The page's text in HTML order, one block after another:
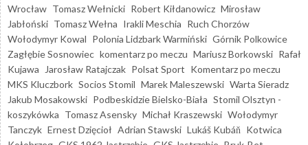
Wrocław Tomasz Wełnicki Robert Kiłdanowicz Mirosław
Jabłoński Tomasz Wełna Irakli Meschia Ruch Chorzów
Wołodymyr Kowal Polonia Lidzbark Warmiński Górnik Polkowice
Zagłębie Sosnowiec komentarz po meczu Mariusz Borkowski Rafał
Kujawa
Jarosław Ratajczak Polsat Sport Komentarz po meczu
MKS Kluczbork Socios Stomil Marek Maleszewski Warta Sieradz
Jakub Mosakowski Podbeskidzie Bielsko-Biała Stomil Olsztyn -
koszykówka Tomasz Asensky Michał Kraszewski Wołodymyr
Tanczyk Ernest Dzięcioł Adrian Stawski Lukáš Kubáň Kotwica